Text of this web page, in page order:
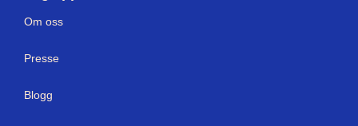
Om oss
Presse
Blogg